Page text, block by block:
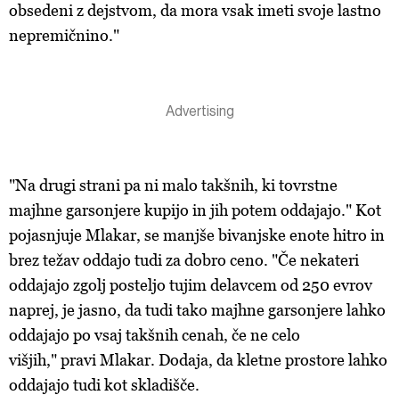
obsedeni z dejstvom, da mora vsak imeti svoje lastno
nepremičnino."
"Na drugi strani pa ni malo takšnih, ki tovrstne
majhne garsonjere kupijo in jih potem oddajajo." Kot
pojasnjuje Mlakar, se manjše bivanjske enote hitro in
brez težav oddajo tudi za dobro ceno. "Če nekateri
oddajajo zgolj posteljo tujim delavcem od 250 evrov
naprej, je jasno, da tudi tako majhne garsonjere lahko
oddajajo po vsaj takšnih cenah, če ne celo
višjih," pravi Mlakar. Dodaja, da kletne prostore lahko
oddajajo tudi kot skladišče.